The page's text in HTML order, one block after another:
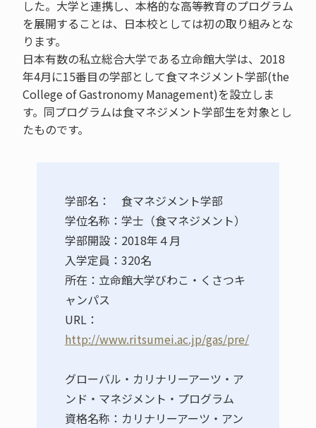
した。大学と連携し、本格的な高等教育のプログラム
を展開することは、日本校としては初の取り組みとな
ります。
日本有数の私立総合大学である立命館大学は、2018
年4月に15番目の学部として食マネジメント学部(the
College of Gastronomy Management)を設立しま
す。同プログラムは食マネジメント学部生を対象とし
たものです。
学部名： 食マネジメント学部
学位名称：学士（食マネジメント）
学部開設：2018年４月
入学定員：320名
所在：立命館大学びわこ・くさつキ
ャンパス
URL：
http://www.ritsumei.ac.jp/gas/pre/
グローバル・カリナリーアーツ・ア
ンド・マネジメント・プログラム
資格名称：カリナリーアーツ・アン